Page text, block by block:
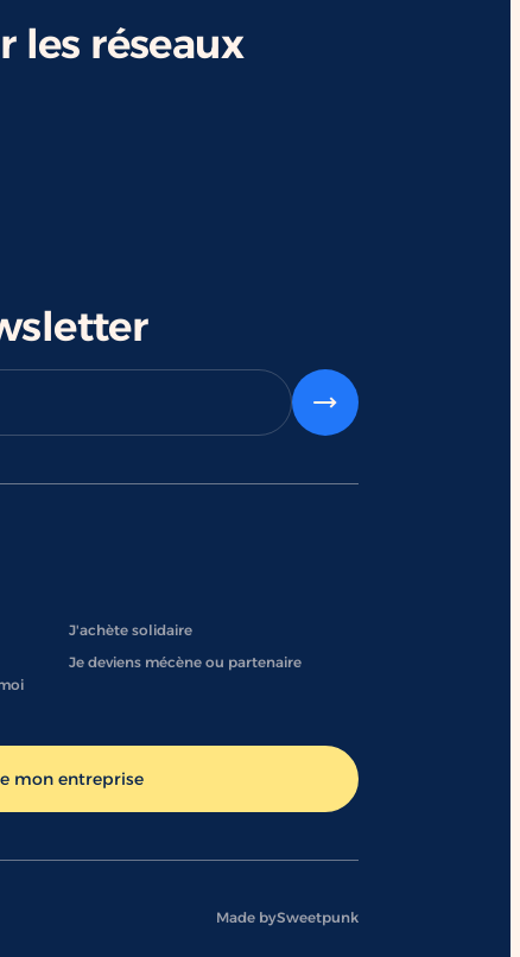
les réseaux
J'achète solidaire
Je deviens mécène ou partenaire
mon entreprise
Made bySweetpunk